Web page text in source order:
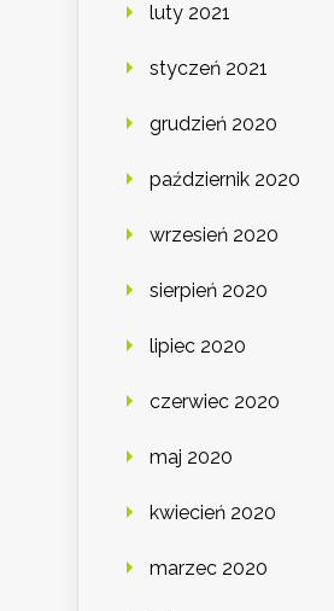
luty 2021
styczeń 2021
grudzień 2020
październik 2020
wrzesień 2020
sierpień 2020
lipiec 2020
czerwiec 2020
maj 2020
kwiecień 2020
marzec 2020